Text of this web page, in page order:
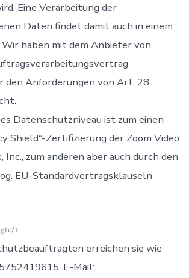
Eine Verarbeitung der
Daten findet damit auch in einem
haben mit dem Anbieter von
den Anforderungen von Art. 28
Datenschutzniveau ist zum einen
Shield“-Zertifizierung der Zoom Video
Inc., zum anderen aber auch durch den
EU-Standardvertragsklauseln
r
erreichen sie wie
E-Mail: